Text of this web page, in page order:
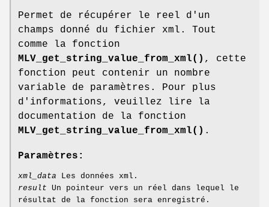
Permet de récupérer le reel d'un
champs donné du fichier xml. Tout
comme la fonction
MLV_get_string_value_from_xml() , cette
fonction peut contenir un nombre
variable de paramètres. Pour plus
d'informations, veuillez lire la
documentation de la fonction
MLV_get_string_value_from_xml() .
Paramètres:
xml_data Les données xml.
result Un pointeur vers un réel dans lequel le
résultat de la fonction sera enregistré.